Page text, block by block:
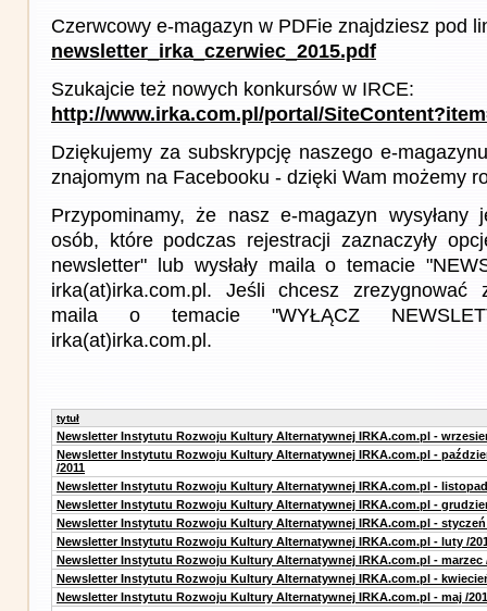
Czerwcowy e-magazyn w PDFie znajdziesz pod
newsletter_irka_czerwiec_2015.pdf
Szukajcie też nowych konkursów w IRCE:
http://www.irka.com.pl/portal/
Dziękujemy za subskrypcję naszego e-
znajomym na Facebooku - dzięki Wam możemy
Przypominamy, że nasz e-magazyn
osób, które podczas rejestracji zaznaczyły
newsletter" lub wysłały maila o temacie
irka(at)irka.com.pl. Jeśli chcesz zrezygnować
maila o temacie "WYŁĄCZ
irka(at)irka.com.pl.
tytuł
Newsletter Instytutu Rozwoju Kultury Alternatywnej IRKA.com.pl -
Newsletter Instytutu Rozwoju Kultury Alternatywnej IRKA.com.pl -
/2011
Newsletter Instytutu Rozwoju Kultury Alternatywnej IRKA.com.pl - listopad
Newsletter Instytutu Rozwoju Kultury Alternatywnej IRKA.com.pl -
Newsletter Instytutu Rozwoju Kultury Alternatywnej IRKA.com.pl - styczeń
Newsletter Instytutu Rozwoju Kultury Alternatywnej IRKA.com.pl - luty /
Newsletter Instytutu Rozwoju Kultury Alternatywnej IRKA.com.pl - marzec
Newsletter Instytutu Rozwoju Kultury Alternatywnej IRKA.com.pl -
Newsletter Instytutu Rozwoju Kultury Alternatywnej IRKA.com.pl - maj /